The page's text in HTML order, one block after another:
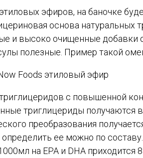
эфиров, на баночке
основа натуральных
и высоко очищенные добавки
полезные. Пример такой
с повышенной
триглицериды получаются
преобразования
ее можно по
1000мл на EPA и DHA